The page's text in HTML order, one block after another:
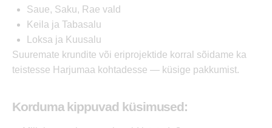
Saue, Saku, Rae vald
Keila ja Tabasalu
Loksa ja Kuusalu
Suuremate krundite või eriprojektide korral sõidame ka
teistesse Harjumaa kohtadesse — küsige pakkumist.
Korduma kippuvad küsimused: